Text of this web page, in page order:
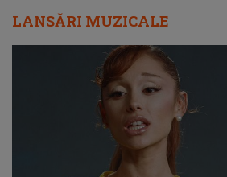
LANSĂRI MUZICALE